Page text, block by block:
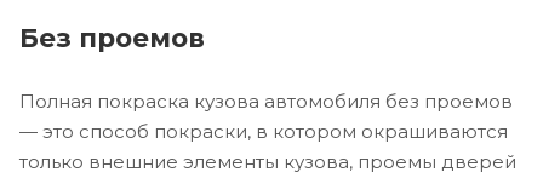
Без проемов
Полная покраска кузова автомобиля без проемов
— это способ покраски, в котором окрашиваются
только внешние элементы кузова, проемы дверей